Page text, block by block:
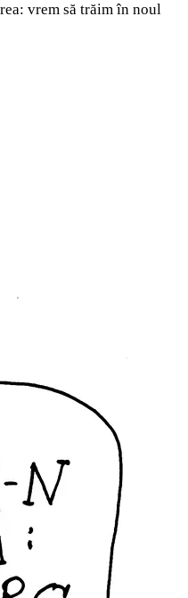
vrem să trăim în noul